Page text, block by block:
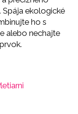
Spája ekologické
ho s
alebo nechajte